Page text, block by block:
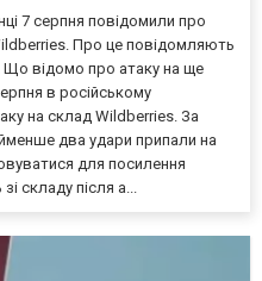
7 серпня повідомили про
Про це повідомляють
Що відомо про атаку на ще
в російському
на склад Wildberries. За
два удари припали на
для посилення
складу після а...